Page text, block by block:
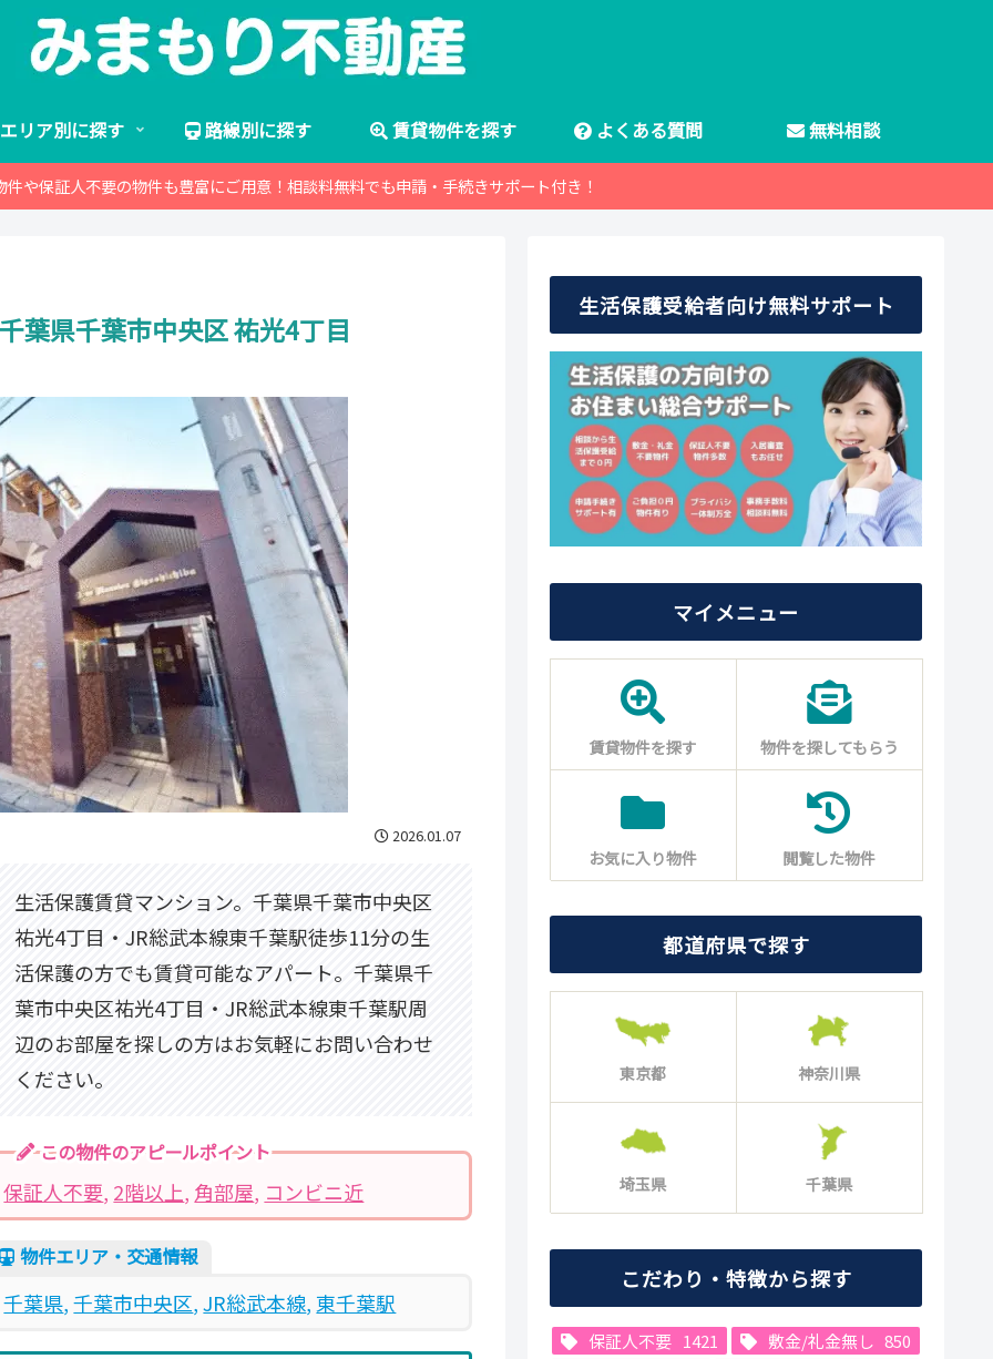
リア別に探す 路線別に探す 賃貸物件を探す よくある質問 無料相談
件や保証人不要の物件も豊富にご用意！相談料無料でも申請・手続きサポート付き！
葉県千葉市中央区 祐光4丁目
2026.01.07
生活保護賃貸マンション。千葉県千葉市中央区
祐光4丁目・JR総武本線東千葉駅徒歩11分の生
活保護の方でも賃貸可能なアパート。千葉県千
葉市中央区祐光4丁目・JR総武本線東千葉駅周
辺のお部屋を探しの方はお気軽にお問い合わせ
ください。
この物件のアピールポイント
保証人不要, 2階以上, 角部屋, コンビニ近
物件エリア・交通情報
千葉県, 千葉市中央区, JR総武本線, 東千葉駅
生活保護受給者向け無料サポート
マイメニュー
賃貸物件を探す 物件を探してもらう
お気に入り物件 閲覧した物件
都道府県で探す
東京都 神奈川県
埼玉県 千葉県
こだわり・特徴から探す
保証人不要 1421 敷金/礼金無し 850